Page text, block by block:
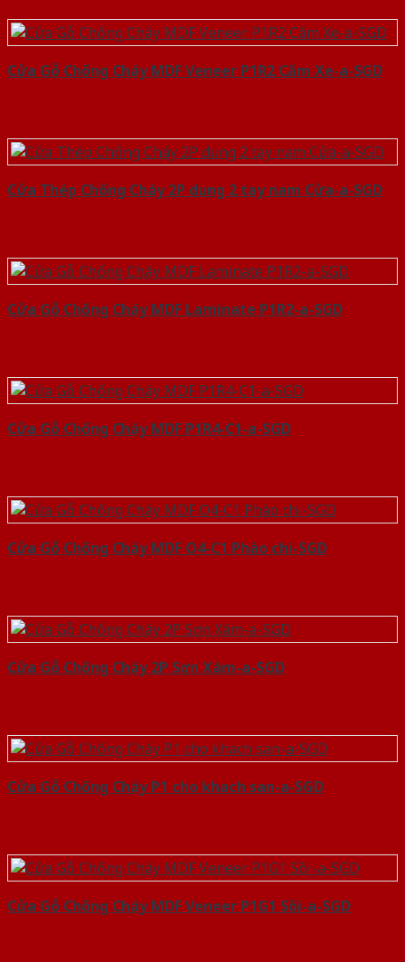
Cửa Gỗ Chống Cháy MDF Veneer P1R2 Căm Xe-a-SGD
Cửa Thép Chống Cháy 2P dung 2 tay nam Cửa-a-SGD
Cửa Gỗ Chống Cháy MDF Laminate P1R2-a-SGD
Cửa Gỗ Chống Cháy MDF P1R4-C1-a-SGD
Cửa Gỗ Chống Cháy MDF O4-C1 Phào chi-SGD
Cửa Gỗ Chống Cháy 2P Sơn Xám-a-SGD
Cửa Gỗ Chống Cháy P1 cho khach san-a-SGD
Cửa Gỗ Chống Cháy MDF Veneer P1G1 Sồi-a-SGD